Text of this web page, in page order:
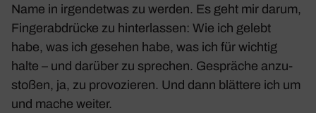
Name in irgend­etwas zu werden. Es geht mir darum,
Finger­ab­drücke zu hinter­lassen: Wie ich gelebt
habe, was ich gesehen habe, was ich für wichtig
halte – und darüber zu spre­chen. Gespräche anzu­
stoßen, ja, zu provo­zieren. Und dann blät­tere ich um
und mache weiter.